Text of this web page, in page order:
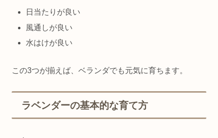
日当たりが良い
風通しが良い
水はけが良い
この3つが揃えば、ベランダでも元気に育ちます。
ラベンダーの基本的な育て方